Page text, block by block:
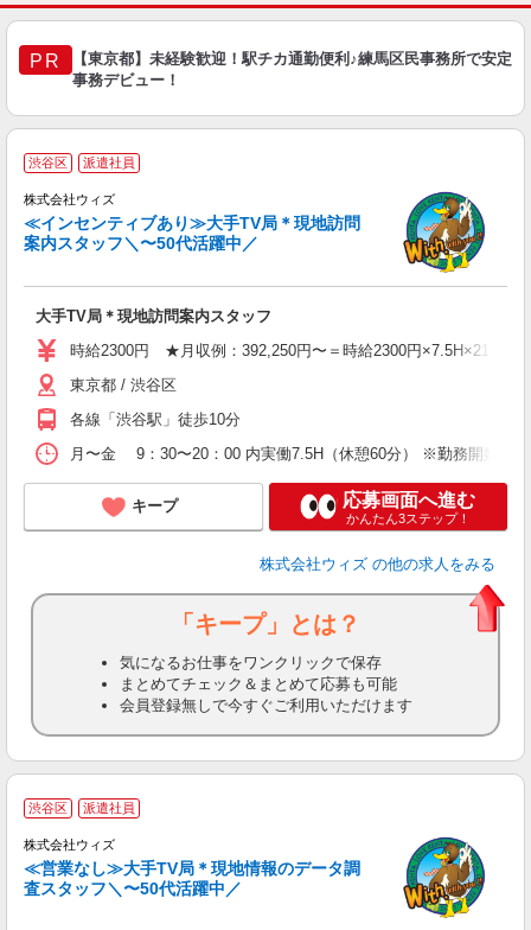
PR
【東京都】未経験歓迎！駅チカ通勤便利♪練馬区民事務所で安定
事務デビュー！
渋谷区 派遣社員
株式会社ウィズ
≪インセンティブあり≫大手TV局＊現地訪問
案内スタッフ＼〜50代活躍中／
大手TV局＊現地訪問案内スタッフ
時給2300円 ★月収例：392,250円〜＝時給2300円×7.5H×21日+
東京都 / 渋谷区
各線「渋谷駅」徒歩10分
月〜金 9：30〜20：00 内実働7.5H（休憩60分） ※勤務開始〜1
キープ 応募画面へ進む
かんたん3ステップ！
株式会社ウィズ の他の求人をみる
「キープ」とは？
気になるお仕事をワンクリックで保存
まとめてチェック＆まとめて応募も可能
会員登録無しで今すぐご利用いただけます
渋谷区 派遣社員
株式会社ウィズ
≪営業なし≫大手TV局＊現地情報のデータ調
査スタッフ＼〜50代活躍中／